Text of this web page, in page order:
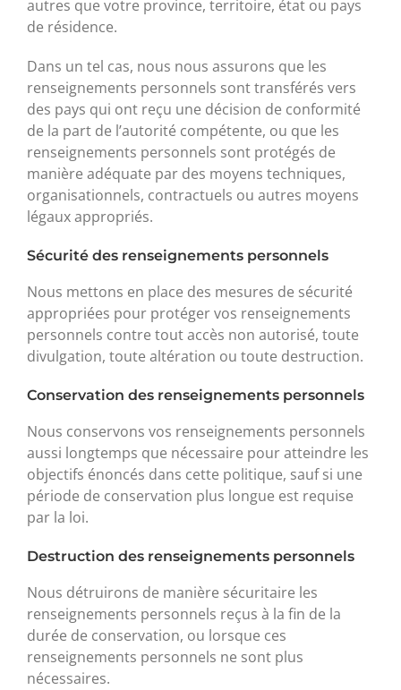
autres que votre province, territoire, état ou pays
de résidence.
Dans un tel cas, nous nous assurons que les
renseignements personnels sont transférés vers
des pays qui ont reçu une décision de conformité
de la part de l’autorité compétente, ou que les
renseignements personnels sont protégés de
manière adéquate par des moyens techniques,
organisationnels, contractuels ou autres moyens
légaux appropriés.
Sécurité des renseignements personnels
Nous mettons en place des mesures de sécurité
appropriées pour protéger vos renseignements
personnels contre tout accès non autorisé, toute
divulgation, toute altération ou toute destruction.
Conservation des renseignements personnels
Nous conservons vos renseignements personnels
aussi longtemps que nécessaire pour atteindre les
objectifs énoncés dans cette politique, sauf si une
période de conservation plus longue est requise
par la loi.
Destruction des renseignements personnels
Nous détruirons de manière sécuritaire les
renseignements personnels reçus à la fin de la
durée de conservation, ou lorsque ces
renseignements personnels ne sont plus
nécessaires.